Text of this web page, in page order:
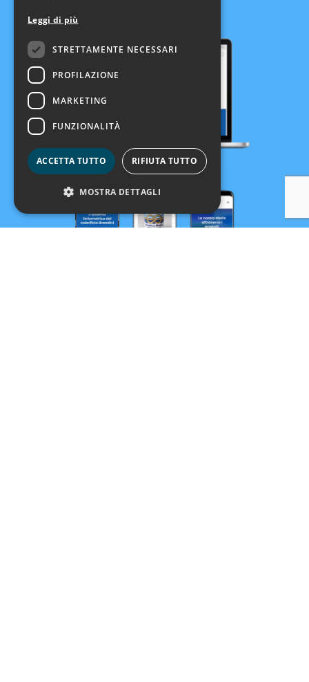
Leggi di più
STRETTAMENTE NECESSARI
PROFILAZIONE
MARKETING
FUNZIONALITÀ
ACCETTA TUTTO RIFIUTA TUTTO
MOSTRA DETTAGLI